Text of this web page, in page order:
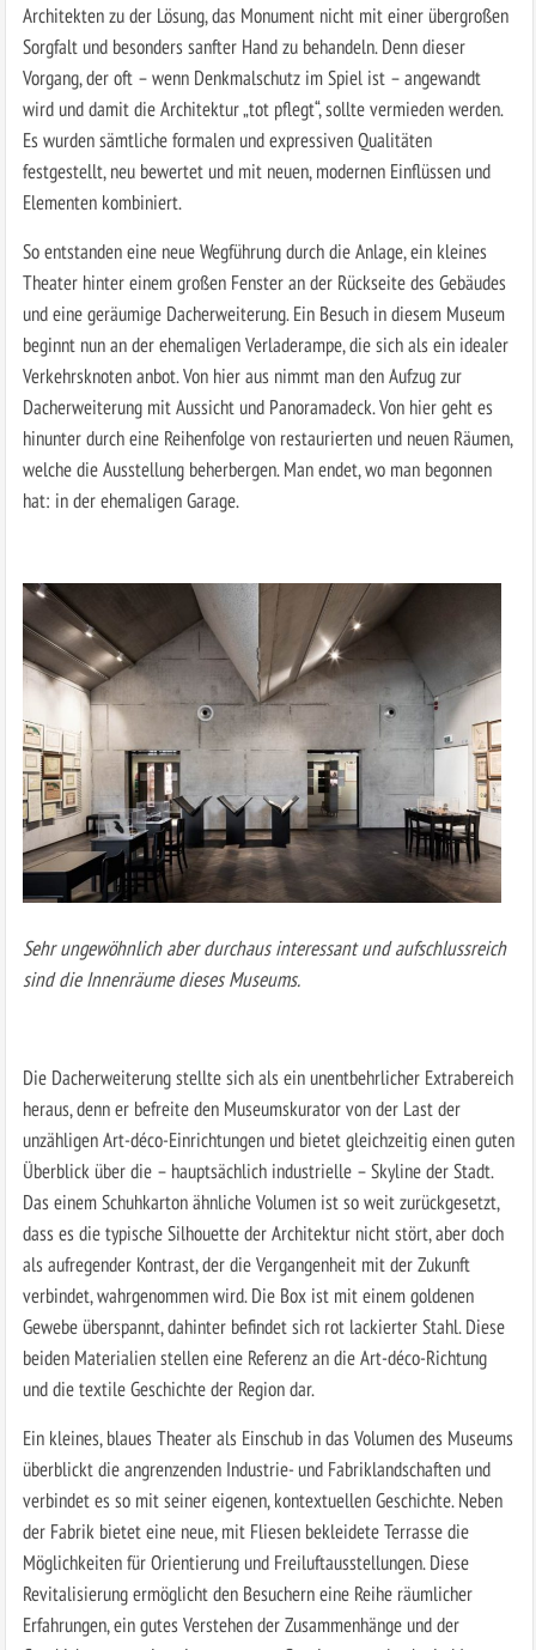
Architekten zu der Lösung, das Monument nicht mit einer übergroßen
Sorgfalt und besonders sanfter Hand zu behandeln. Denn dieser
Vorgang, der oft – wenn Denkmalschutz im Spiel ist – angewandt
wird und damit die Architektur „tot pflegt“, sollte vermieden werden.
Es wurden sämtliche formalen und expressiven Qualitäten
festgestellt, neu bewertet und mit neuen, modernen Einflüssen und
Elementen kombiniert.
So entstanden eine neue Wegführung durch die Anlage, ein kleines
Theater hinter einem großen Fenster an der Rückseite des Gebäudes
und eine geräumige Dacherweiterung. Ein Besuch in diesem Museum
beginnt nun an der ehemaligen Verladerampe, die sich als ein idealer
Verkehrsknoten anbot. Von hier aus nimmt man den Aufzug zur
Dacherweiterung mit Aussicht und Panoramadeck. Von hier geht es
hinunter durch eine Reihenfolge von restaurierten und neuen Räumen,
welche die Ausstellung beherbergen. Man endet, wo man begonnen
hat: in der ehemaligen Garage.
Sehr ungewöhnlich aber durchaus interessant und aufschlussreich
sind die Innenräume dieses Museums.
Die Dacherweiterung stellte sich als ein unentbehrlicher Extrabereich
heraus, denn er befreite den Museumskurator von der Last der
unzähligen Art-­déco-Einrichtungen und bietet gleichzeitig einen guten
Überblick über die – hauptsächlich industrielle – Skyline der Stadt.
Das einem Schuhkarton ähnliche Volumen ist so weit zurückgesetzt,
dass es die typische Silhouette der Architektur nicht stört, aber doch
als aufregender Kontrast, der die Vergangenheit mit der Zukunft
verbindet, wahrgenommen wird. Die Box ist mit einem goldenen
Gewebe überspannt, dahinter befindet sich rot lackierter Stahl. Diese
beiden Materialien stellen eine Referenz an die Art-déco-Richtung
und die textile Geschichte der Region dar.
Ein kleines, blaues Theater als Einschub in das Volumen des Museums
überblickt die angrenzenden Industrie- und Fabriklandschaften und
verbindet es so mit seiner eigenen, kontextuellen Geschichte. Neben
der Fabrik bietet eine neue, mit Fliesen bekleidete Terrasse die
Möglichkeiten für Orientierung und Freiluftausstellungen. Diese
Revitalisierung ermöglicht den Besuchern eine Reihe räumlicher
Erfahrungen, ein gutes Verstehen der Zusammenhänge und der